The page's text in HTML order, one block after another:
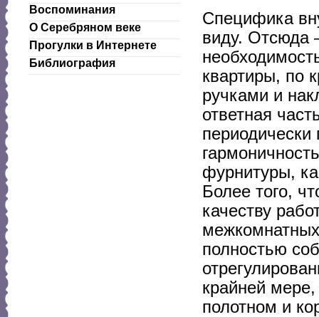
Воспоминания
О Серебряном веке
Прогулки в Интернете
Библиография
Специфика
виду. Отсюда
квартиры, по
ручками и
ответная
фурнитуры,
Более того,
качеству
полностью
крайней
полотном и